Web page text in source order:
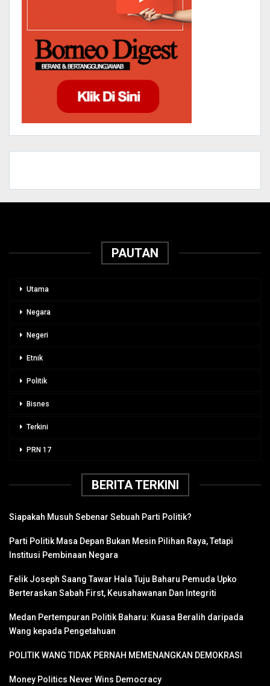
PAUTAN
Utama
Negara
Negeri
Etnik
Politik
Bisnes
Terkini
PRN 17
BERITA TERKINI
Siapakah Musuh Sebenar Sebuah Parti Politik?
Parti Politik Masa Depan Bukan Mesin Pilihan Raya, Tetapi
Institusi Pembinaan Negara
Felik Joseph Saang Tawar Hala Tuju Baharu Pemuda Upko
Berteraskan Sabah First, Keusahawanan Dan Integriti
Medan Pertempuran Politik Baharu: Kuasa Beralih daripada
Wang kepada Pengetahuan
POLITIK WANG TIDAK PERNAH MEMENANGKAN DEMOKRASI
Money Politics Never Wins Democracy